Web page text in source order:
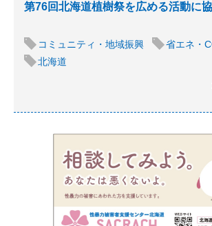
第76回北海道植樹祭を広める活動に
コミュニティ・地域振興
省エネ・
北海道